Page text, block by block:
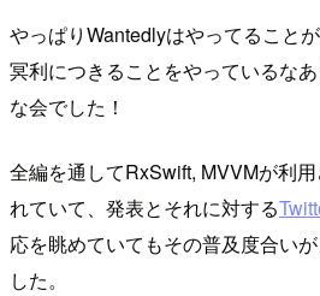
やっぱりWantedlyはやってること
冥利につきることをやっているな
な会でした！
全編を通してRxSwift, MVVMが利
れていて、発表とそれに対する
応を眺めていてもその普及度合い
した。